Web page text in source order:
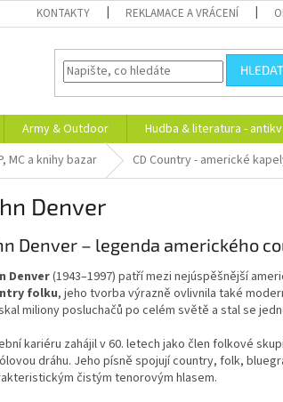
KONTAKTY REKLAMACE A VRÁCENÍ
HLEDAT
Army & Outdoor Hudba & literatura -
MC a knihy bazar CD Country - americké
Denver
Denver – legenda amerického
Denver(1943–1997) patří mezi nejúspěšnější
folku, jeho tvorba výrazně ovlivnila také
miliony posluchačů po celém světě a stal se
kariéru zahájil v 60. letech jako člen folkové
dráhu. Jeho písně spojují country, folk,
čistým tenorovým hlasem.